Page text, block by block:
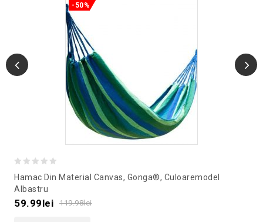
-50%
out
of
Hamac Din Material Canvas, Gonga®, Culoaremodel
Albastru
119.98lei
59.99lei